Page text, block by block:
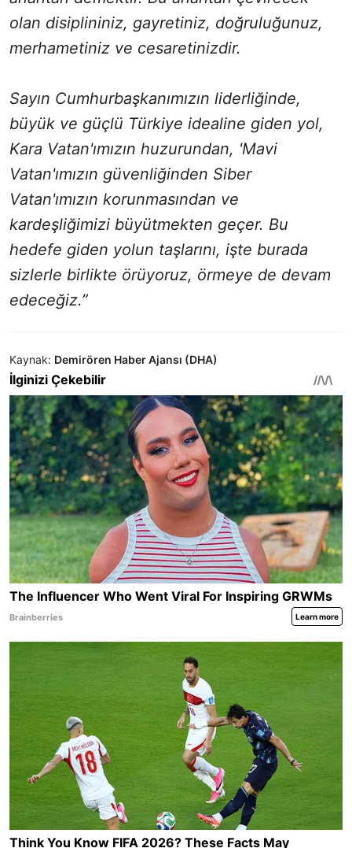
olan disiplininiz, gayretiniz, doğruluğunuz,
merhametiniz ve cesaretinizdir.
Sayın Cumhurbaşkanımızın liderliğinde,
büyük ve güçlü Türkiye idealine giden yol,
Kara Vatan'ımızın huzurundan, 'Mavi
Vatan'ımızın güvenliğinden Siber
Vatan'ımızın korunmasından ve
kardeşliğimizi büyütmekten geçer. Bu
hedefe giden yolun taşlarını, işte burada
sizlerle birlikte örüyoruz, örmeye de devam
edeceğiz.”
Kaynak: Demirören Haber Ajansı (DHA)